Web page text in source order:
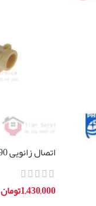
ec685
1,430,000تومان